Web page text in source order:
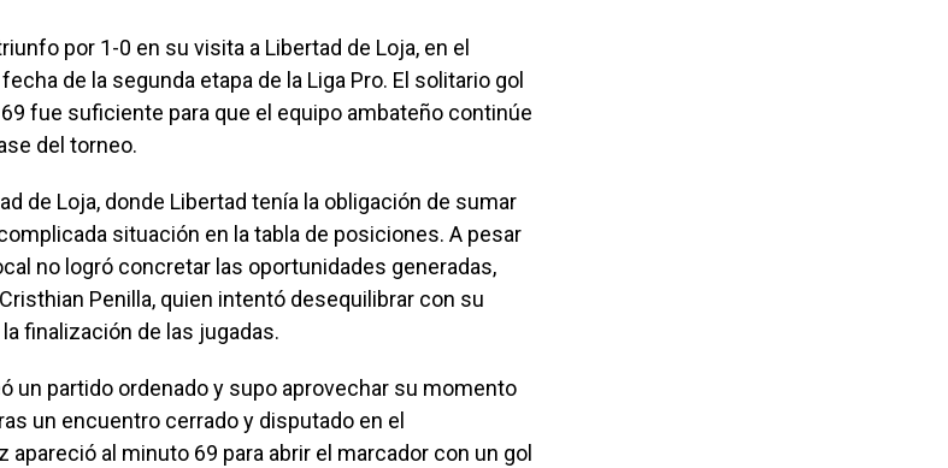
por 1-0 en su visita a Libertad de Loja, en el
de la segunda etapa de la Liga Pro. El solitario gol
fue suficiente para que el equipo ambateño continúe
del torneo.
de Loja, donde Libertad tenía la obligación de sumar
situación en la tabla de posiciones. A pesar
no logró concretar las oportunidades generadas,
Penilla, quien intentó desequilibrar con su
finalización de las jugadas.
un partido ordenado y supo aprovechar su momento
un encuentro cerrado y disputado en el
al minuto 69 para abrir el marcador con un gol